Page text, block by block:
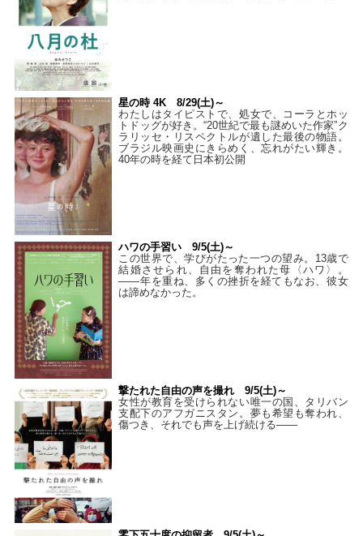
星の時 4K 8/29(土)～
わたしはタイピストで、処⼥で、コーラとホッ
トドッグが好き。“20世紀で最も謎めいた作家”ク
ラリッセ・リスペクトルが遺した最後の物語。
ブラジル映画史にきらめく、忘れがたい輝き。
40年の時を経て⽇本初公開
ハワの手習い 9/5(土)～
この世界で、学びがたった一つの望み。13歳で
結婚させられ、自由を奪われた母〈ハワ〉。
——年を重ね、多くの挫折を経てもなお、彼女
は諦めなかった。
撃たれた自由の声を撮れ 9/5(土)～
女性が教育を受けられない唯一の国、タリバン
支配下のアフガニスタン。夢も希望も奪われ、
傷つき、それでも声を上げ続ける——